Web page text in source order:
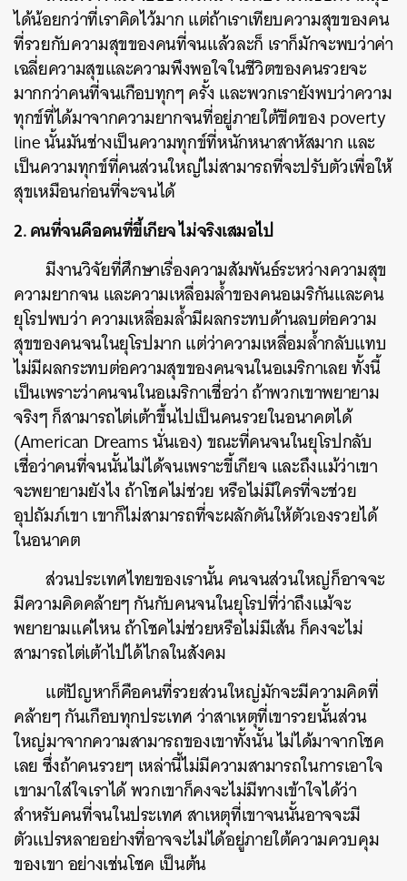
ได้น้อยกว่าที่เราคิดไว้มาก แต่ถ้าเราเทียบความสุขของคน
ที่รวยกับความสุขของคนที่จนแล้วละก็ เราก็มักจะพบว่าค่า
เฉลี่ยความสุขและความพึงพอใจในชีวิตของคนรวยจะ
มากกว่าคนที่จนเกือบทุกๆ ครั้ง และพวกเรายังพบว่าความ
ทุกข์ที่ได้มาจากความยากจนที่อยู่ภายใต้ขีดของ poverty
line นั้นมันช่างเป็นความทุกข์ที่หนักหนาสาหัสมาก และ
เป็นความทุกข์ที่คนส่วนใหญ่ไม่สามารถที่จะปรับตัวเพื่อให้
สุขเหมือนก่อนที่จะจนได้
2. คนที่จนคือคนที่ขี้เกียจ ไม่จริงเสมอไป
มีงานวิจัยที่ศึกษาเรื่องความสัมพันธ์ระหว่างความสุข
ความยากจน และความเหลื่อมล้ำของคนอเมริกันและคน
ยุโรปพบว่า ความเหลื่อมล้ำมีผลกระทบด้านลบต่อความ
สุขของคนจนในยุโรปมาก แต่ว่าความเหลื่อมล้ำกลับแทบ
ไม่มีผลกระทบต่อความสุขของคนจนในอเมริกาเลย ทั้งนี้
เป็นเพราะว่าคนจนในอเมริกาเชื่อว่า ถ้าพวกเขาพยายาม
จริงๆ ก็สามารถไต่เต้าขึ้นไปเป็นคนรวยในอนาคตได้
(American Dreams นั่นเอง) ขณะที่คนจนในยุโรปกลับ
เชื่อว่าคนที่จนนั้นไม่ได้จนเพราะขี้เกียจ และถึงแม้ว่าเขา
จะพยายามยังไง ถ้าโชคไม่ช่วย หรือไม่มีใครที่จะช่วย
อุปถัมภ์เขา เขาก็ไม่สามารถที่จะผลักดันให้ตัวเองรวยได้
ในอนาคต
ส่วนประเทศไทยของเรานั้น คนจนส่วนใหญ่ก็อาจจะ
มีความคิดคล้ายๆ กันกับคนจนในยุโรปที่ว่าถึงแม้จะ
พยายามแค่ไหน ถ้าโชคไม่ช่วยหรือไม่มีเส้น ก็คงจะไม่
สามารถไต่เต้าไปได้ไกลในสังคม
แต่ปัญหาก็คือคนที่รวยส่วนใหญ่มักจะมีความคิดที่
คล้ายๆ กันเกือบทุกประเทศ ว่าสาเหตุที่เขารวยนั้นส่วน
ใหญ่มาจากความสามารถของเขาทั้งนั้น ไม่ได้มาจากโชค
เลย ซึ่งถ้าคนรวยๆ เหล่านี้ไม่มีความสามารถในการเอาใจ
เขามาใส่ใจเราได้ พวกเขาก็คงจะไม่มีทางเข้าใจได้ว่า
สำหรับคนที่จนในประเทศ สาเหตุที่เขาจนนั้นอาจจะมี
ตัวแปรหลายอย่างที่อาจจะไม่ได้อยู่ภายใต้ความควบคุม
ของเขา อย่างเช่นโชค เป็นต้น
SHARE TWEET LINE EMAIL